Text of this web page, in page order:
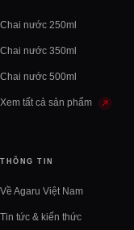
Chai nước 250ml
Chai nước 350ml
Chai nước 500ml
Xem tất cả sản phẩm
THÔNG TIN
Về Agaru Việt Nam
Tin tức & kiến thức